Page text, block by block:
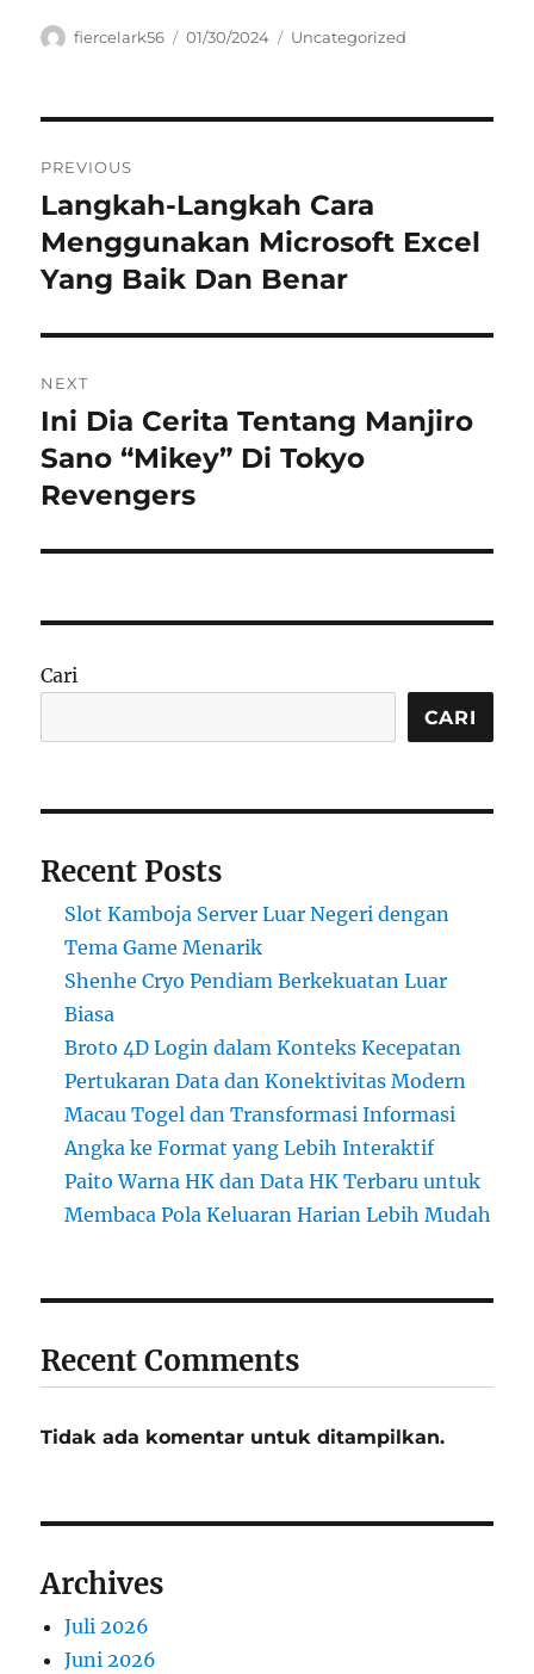
Author
fiercelark56
Posted
01/30/2024 Categories
Uncategorized
pos
PREVIOUS
Previous
post:
Langkah-Langkah Cara
Menggunakan Microsoft Excel
Yang Baik Dan Benar
NEXT
Next
post:
Ini Dia Cerita Tentang Manjiro
Sano “Mikey” Di Tokyo
Revengers
Cari
CARI
Recent Posts
Slot Kamboja Server Luar Negeri dengan
Tema Game Menarik
Shenhe Cryo Pendiam Berkekuatan Luar
Biasa
Broto 4D Login dalam Konteks Kecepatan
Pertukaran Data dan Konektivitas Modern
Macau Togel dan Transformasi Informasi
Angka ke Format yang Lebih Interaktif
Paito Warna HK dan Data HK Terbaru untuk
Membaca Pola Keluaran Harian Lebih Mudah
Recent Comments
Tidak ada komentar untuk ditampilkan.
Archives
Juli 2026
Juni 2026